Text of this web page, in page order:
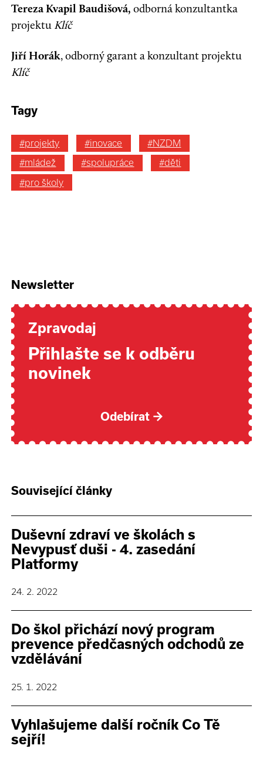
Tereza Kvapil Baudišová, odborná konzultantka
projektu Klíč
Jiří Horák, odborný garant a konzultant projektu
Klíč
Tagy
#projekty #inovace
#NZDM
#mládež
#spolupráce
#děti
#pro školy
Newsletter
Zpravodaj
Přihlašte se k odběru
novinek
Odebírat →
Související články
Duševní zdraví ve školách s
Nevypusť duši - 4. zasedání
Platformy
24. 2. 2022
Do škol přichází nový program
prevence předčasných odchodů ze
vzdělávání
25. 1. 2022
Vyhlašujeme další ročník Co Tě
sejří!